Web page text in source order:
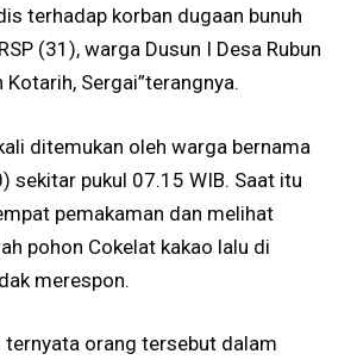
terhadap korban dugaan bunuh
(31), warga Dusun I Desa Rubun
Kotarih, Sergai”terangnya.
ditemukan oleh warga bernama
sekitar pukul 07.15 WIB. Saat itu
pemakaman dan melihat
pohon Cokelat kakao lalu di
merespon.
ternyata orang tersebut dalam